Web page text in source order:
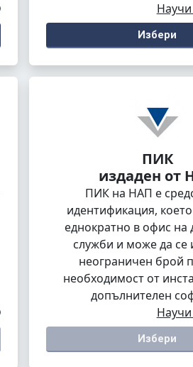
Избери
ПИК
издаден от
ПИК на НАП е
идентификация,
еднократно в офис на
служби и може да се
неограничен брой
необходимост от
допълнителен
Избери